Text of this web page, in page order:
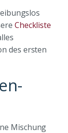
Checkliste
des ersten
Mischung